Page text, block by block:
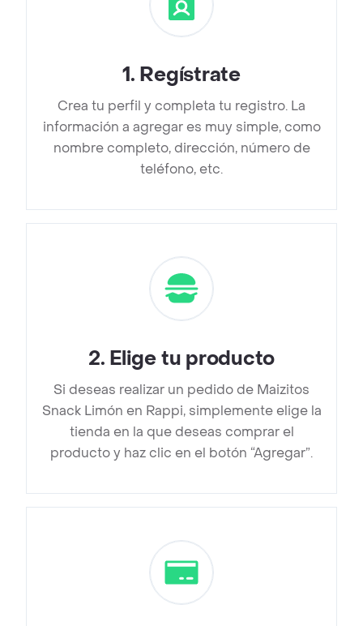
1. Regístrate
Crea tu perfil y completa tu registro. La
información a agregar es muy simple, como
nombre completo, dirección, número de
teléfono, etc.
2. Elige tu producto
Si deseas realizar un pedido de Maizitos
Snack Limón en Rappi, simplemente elige la
tienda en la que deseas comprar el
producto y haz clic en el botón “Agregar”.